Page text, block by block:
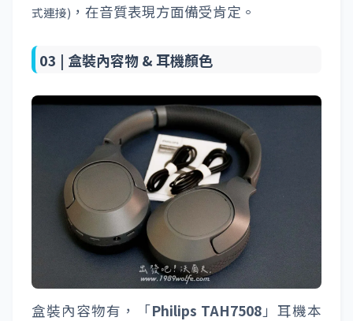
式連接) ，在音質表現方面備受肯定。
03 | 盒裝內容物 & 耳機顏色
盒裝內容物有，「Philips TAH7508 」耳機本